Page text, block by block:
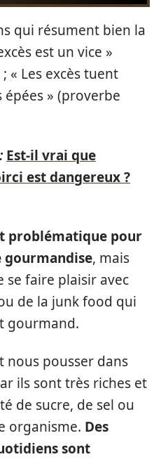
qui résument bien la
est un vice »
« Les excès tuent
» (proverbe
Est-il vrai que
est dangereux ?
problématique pour
gourmandise, mais
se faire plaisir avec
de la junk food qui
gourmand.
nous pousser dans
ils sont très riches et
de sucre, de sel ou
organisme. Des
sont